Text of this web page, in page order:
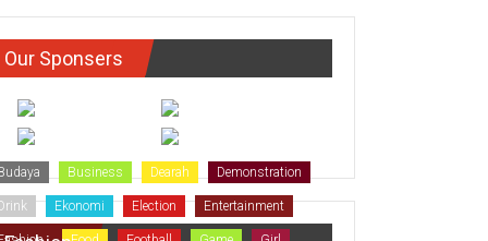
Our Sponsers
Business Dearah Demonstration
Drink Ekonomi Election Entertainment